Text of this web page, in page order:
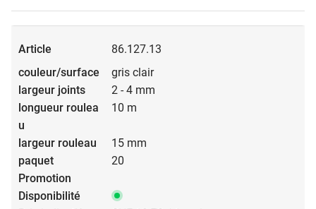
86.127.13
gris clair
2 - 4 mm
10 m
15 mm
20